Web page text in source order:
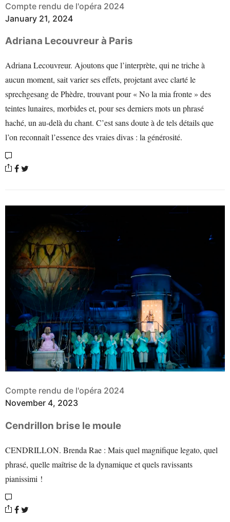
Compte rendu de l'opéra 2024
January 21, 2024
Adriana Lecouvreur à Paris
Adriana Lecouvreur. Ajoutons que l’interprète, qui ne triche à
aucun moment, sait varier ses effets, projetant avec clarté le
sprechgesang de Phèdre, trouvant pour « No la mia fronte » des
teintes lunaires, morbides et, pour ses derniers mots un phrasé
haché, un au-delà du chant. C’est sans doute à de tels détails que
l’on reconnaît l’essence des vraies divas : la générosité.
Compte rendu de l'opéra 2024
November 4, 2023
Cendrillon brise le moule
CENDRILLON. Brenda Rae : Mais quel magnifique legato, quel
phrasé, quelle maîtrise de la dynamique et quels ravissants
pianissimi !